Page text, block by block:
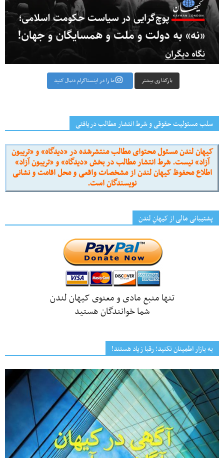
بارگذاری بیشتر ما را در اینستاگرام دنبال کنید
سلب مسئولیت حقوقی و شرط انتشار مطالب دریافتی
کیهان لندن مسئول محتوای مطالب منتشرشده در «دیدگاه» و «تریبون
آزاد» نیست. شرط انتشار مطالب در بخش «دیدگاه» و «تریبون آزاد»
اطلاع محفوظ کیهان لندن از مشخصات واقعی و محل اقامت و نشانی
نویسندگان است.
پشتیبانی مالی از کیهانِ لندن
تنها منبع مادی و معنوی کیهان لندن
شما خوانندگان هستید
به بازار اطمینان نکنید؛ رقبا زیاد هستند!